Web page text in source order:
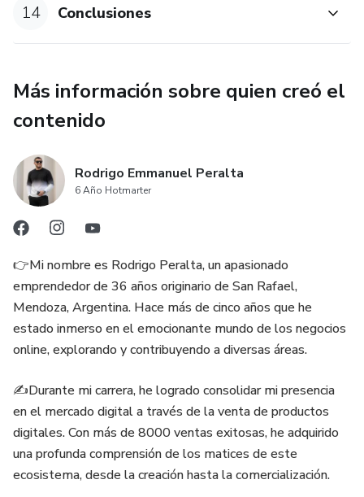
14 Conclusiones
Más información sobre quien creó el
contenido
Rodrigo Emmanuel Peralta
6 Año Hotmarter
👉Mi nombre es Rodrigo Peralta, un apasionado
emprendedor de 36 años originario de San Rafael,
Mendoza, Argentina. Hace más de cinco años que he
estado inmerso en el emocionante mundo de los negocios
online, explorando y contribuyendo a diversas áreas.
✍️Durante mi carrera, he logrado consolidar mi presencia
en el mercado digital a través de la venta de productos
digitales. Con más de 8000 ventas exitosas, he adquirido
una profunda comprensión de los matices de este
ecosistema, desde la creación hasta la comercialización.